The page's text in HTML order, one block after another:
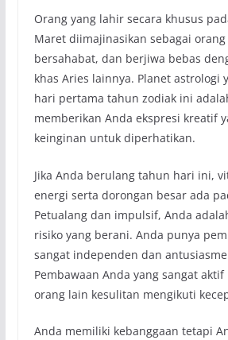
Orang yang lahir secara khusus
Maret diimajinasikan sebagai
bersahabat, dan berjiwa bebas
khas Aries lainnya. Planet astrologi
hari pertama tahun zodiak ini
memberikan Anda ekspresi kreatif
keinginan untuk diperhatikan.
Jika Anda berulang tahun hari ini,
energi serta dorongan besar ada
Petualang dan impulsif, Anda
risiko yang berani. Anda punya
sangat independen dan
Pembawaan Anda yang sangat
orang lain kesulitan mengikuti
Anda memiliki kebanggaan tetapi